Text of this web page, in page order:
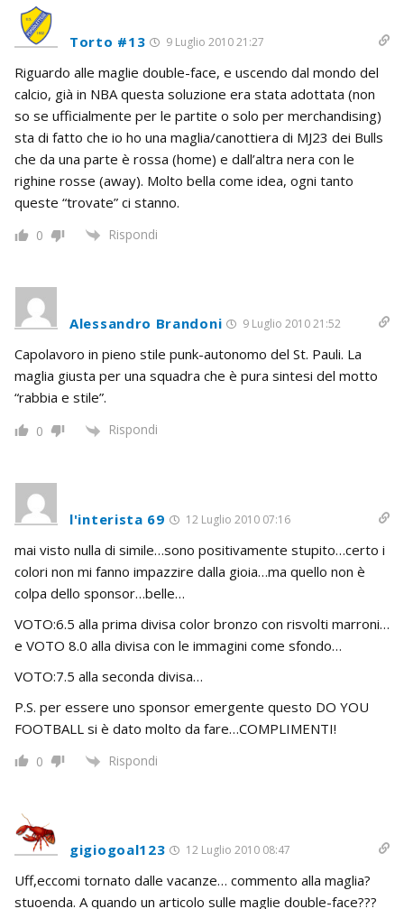
Torto #13 9 Luglio 2010 21:27
Riguardo alle maglie double-face, e uscendo dal mondo del
calcio, già in NBA questa soluzione era stata adottata (non
so se ufficialmente per le partite o solo per merchandising)
sta di fatto che io ho una maglia/canottiera di MJ23 dei Bulls
che da una parte è rossa (home) e dall’altra nera con le
righine rosse (away). Molto bella come idea, ogni tanto
queste “trovate” ci stanno.
0 Rispondi
Alessandro Brandoni 9 Luglio 2010 21:52
Capolavoro in pieno stile punk-autonomo del St. Pauli. La
maglia giusta per una squadra che è pura sintesi del motto
“rabbia e stile”.
0 Rispondi
l'interista 69 12 Luglio 2010 07:16
mai visto nulla di simile…sono positivamente stupito…certo i
colori non mi fanno impazzire dalla gioia…ma quello non è
colpa dello sponsor…belle…
VOTO:6.5 alla prima divisa color bronzo con risvolti marroni…
e VOTO 8.0 alla divisa con le immagini come sfondo…
VOTO:7.5 alla seconda divisa…
P.S. per essere uno sponsor emergente questo DO YOU
FOOTBALL si è dato molto da fare…COMPLIMENTI!
0 Rispondi
gigiogoal123 12 Luglio 2010 08:47
Uff,eccomi tornato dalle vacanze… commento alla maglia?
stuoenda. A quando un articolo sulle maglie double-face???